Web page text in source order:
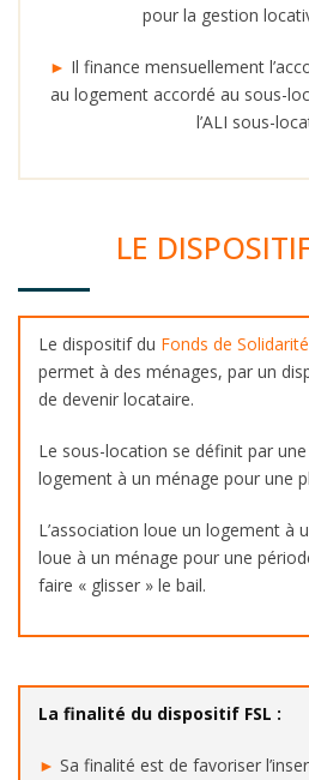
pour la gestion
► Il finance mensuellement
au logement accordé au sous-
l’ALI sous-
LE
Le dispositif du Fonds de
permet à des ménages, par un
de devenir locataire.
Le sous-location se définit par
logement à un ménage pour une
L’association loue un logement à
loue à un ménage pour une
faire « glisser » le bail.
La finalité du dispositif FSL :
► Sa finalité est de favoriser